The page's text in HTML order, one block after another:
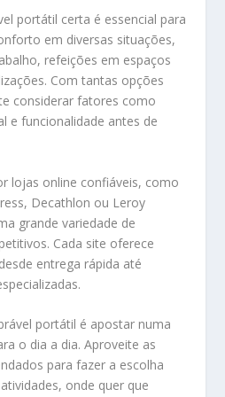
portátil certa é essencial para
em diversas situações,
refeições em espaços
Com tantas opções
considerar fatores como
e funcionalidade antes de
lojas online confiáveis, como
Decathlon ou Leroy
grande variedade de
Cada site oferece
entrega rápida até
portátil é apostar numa
o dia a dia. Aproveite as
para fazer a escolha
onde quer que